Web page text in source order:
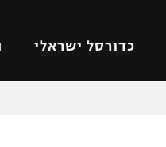
כדורסל ישראלי